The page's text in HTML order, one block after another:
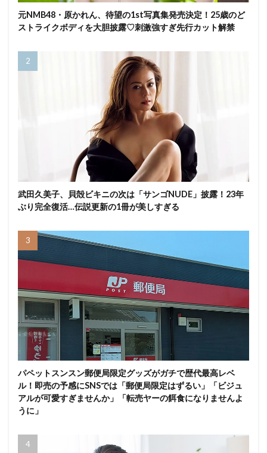
元NMB48・原かれん、待望の1st写真集発売決定！25歳のど
ストライクボディを大胆披露♡刺激強すぎ先行カット解禁
武田久美子、貝殻ビキニの次は「サンゴNUDE」披露！23年
ぶり完全復活…伝説更新の1冊が美しすぎる
パペットスンスン郵便局限定グッズがガチで歴代最高レベ
ル！即売の予感にSNSでは「郵便局限定はずるい」「ビジュ
アルが可愛すぎませんか」「転売ヤーの餌食になりませんよ
うに」